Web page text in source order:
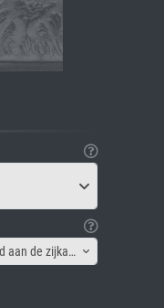
Canvas lijst - Afbeelding gespiegeld aan de zijkant